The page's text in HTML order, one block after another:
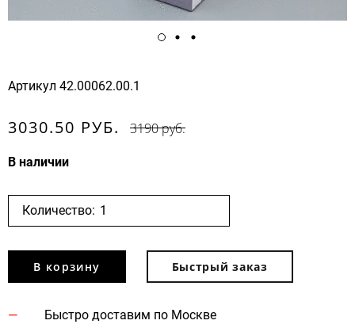
Артикул 42.00062.00.1
3030.50 РУБ. 3190 руб.
В наличии
Количество:
В корзину Быстрый заказ
Быстро доставим по Москве